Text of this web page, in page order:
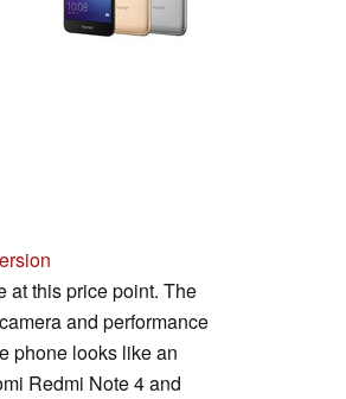
at this price point. The
and performance
phone looks like an
Redmi Note 4 and